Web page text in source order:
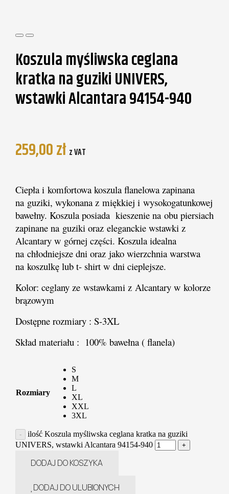
Koszula myśliwska ceglana
kratka na guziki UNIVERS,
wstawki Alcantara 94154-940
259,00zł z VAT
Ciepła i komfortowa koszula flanelowa zapinana
na guziki, wykonana z miękkiej i wysokogatunkowej
bawełny. Koszula posiada kieszenie na obu piersiach
zapinane na guziki oraz eleganckie wstawki z
Alcantary w górnej części. Koszula idealna
na chłodniejsze dni oraz jako wierzchnia warstwa
na koszulkę lub t- shirt w dni cieplejsze.
Kolor: ceglany ze wstawkami z Alcantary w kolorze
brązowym
Dostępne rozmiary : S-3XL
Skład materiału : 100% bawełna ( flanela)
Rozmiary
S
M
L
XL
XXL
3XL
ilość Koszula myśliwska ceglana kratka na guziki
UNIVERS, wstawki Alcantara 94154-940
DODAJ DO KOSZYKA
DODAJ DO ULUBIONYCH